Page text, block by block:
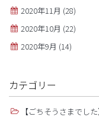
2020年11月 (28)
2020年10月 (22)
2020年9月 (14)
カテゴリー
【ごちそうさまでした